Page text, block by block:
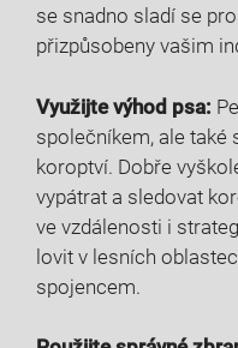
‌se snadno sladí se
přizpůsobeny vašim
Využijte výhod ‌psa:
společníkem, ale
koroptví. Dobře
vypátrat a sledovat
ve vzdálenosti i
lovit v lesních
spojencem.